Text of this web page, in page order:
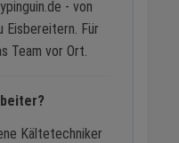
- von
Eisbereitern. Für
Team vor Ort.
Kältetechniker